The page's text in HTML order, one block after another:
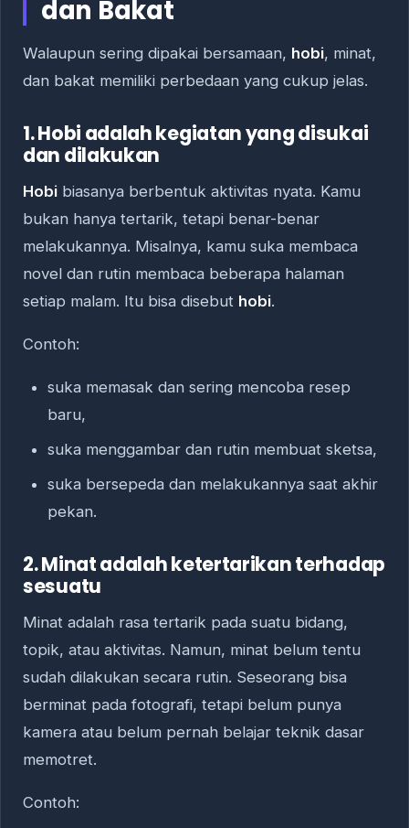
dan Bakat
Walaupun sering dipakai bersamaan, hobi, minat,
dan bakat memiliki perbedaan yang cukup jelas.
1. Hobi adalah kegiatan yang disukai
dan dilakukan
Hobi biasanya berbentuk aktivitas nyata. Kamu
bukan hanya tertarik, tetapi benar-benar
melakukannya. Misalnya, kamu suka membaca
novel dan rutin membaca beberapa halaman
setiap malam. Itu bisa disebut hobi.
Contoh:
suka memasak dan sering mencoba resep
baru,
suka menggambar dan rutin membuat sketsa,
suka bersepeda dan melakukannya saat akhir
pekan.
2. Minat adalah ketertarikan terhadap
sesuatu
Minat adalah rasa tertarik pada suatu bidang,
topik, atau aktivitas. Namun, minat belum tentu
sudah dilakukan secara rutin. Seseorang bisa
berminat pada fotografi, tetapi belum punya
kamera atau belum pernah belajar teknik dasar
memotret.
Contoh: